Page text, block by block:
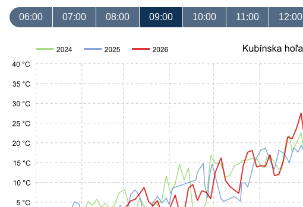
06:00 07:00 08:00 09:00 10:00 11:00 12:00